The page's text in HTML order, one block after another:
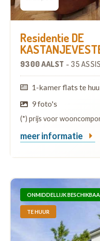
Residentie DE
9300 AALST - 35
1-kamer flats te
9 foto's
(*) prijs voor
meer informatie
ONMIDDELLIJK
TE HUUR